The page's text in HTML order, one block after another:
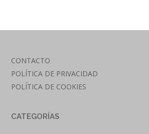
CONTACTO
POLÍTICA DE PRIVACIDAD
POLÍTICA DE COOKIES
CATEGORÍAS